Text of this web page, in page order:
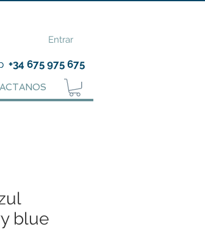
+34 675 975 675
Entrar
blue